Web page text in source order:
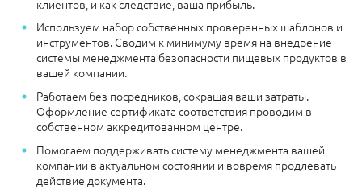
клиентов, и как следствие, ваша прибыль.
Используем набор собственных проверенных шаблонов и
инструментов. Сводим к минимуму время на внедрение
системы менеджмента безопасности пищевых продуктов в
вашей компании.
Работаем без посредников, сокращая ваши затраты.
Оформление сертификата соответствия проводим в
собственном аккредитованном центре.
Помогаем поддерживать систему менеджмента вашей
компании в актуальном состоянии и вовремя продлевать
действие документа.